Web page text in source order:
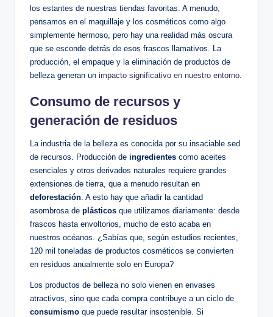
los estantes de nuestras tiendas favoritas. A menudo,
pensamos en el maquillaje y los cosméticos como algo
simplemente hermoso, pero hay una realidad más oscura
que se esconde detrás de esos frascos llamativos. La
producción, el empaque y la eliminación de productos de
belleza generan un impacto significativo en nuestro entorno
Consumo de recursos y
generación de residuos
La industria de la belleza es conocida por su insaciable sed
de recursos. Producción de ingredientes como aceites
esenciales y otros derivados naturales requiere grandes
extensiones de tierra, que a menudo resultan en
deforestación . A esto hay que añadir la cantidad
asombrosa de plásticos que utilizamos diariamente: desde
frascos hasta envoltorios, mucho de esto acaba en
nuestros océanos. ¿Sabías que, según estudios recientes,
120 mil toneladas de productos cosméticos se convierten
en residuos anualmente solo en Europa?
Los productos de belleza no solo vienen en envases
atractivos, sino que cada compra contribuye a un ciclo de
consumismo que puede resultar insostenible. Si